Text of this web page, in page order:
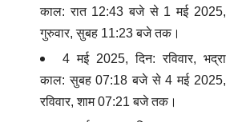
काल: रात 12:43 बजे से 1 मई 2025,
गुरुवार, सुबह 11:23 बजे तक।
4 मई 2025, दिन: रविवार, भद्रा
काल: सुबह 07:18 बजे से 4 मई 2025,
रविवार, शाम 07:21 बजे तक।